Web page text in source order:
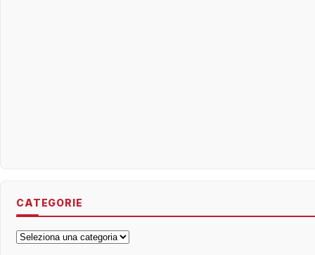
CATEGORIE
Categorie